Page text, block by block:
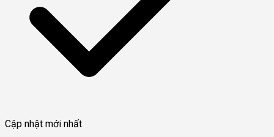
Cập nhật mới nhất